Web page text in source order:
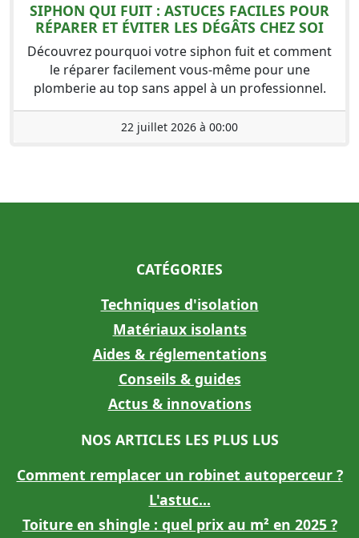
SIPHON QUI FUIT : ASTUCES FACILES POUR
RÉPARER ET ÉVITER LES DÉGÂTS CHEZ SOI
Découvrez pourquoi votre siphon fuit et comment
le réparer facilement vous-même pour une
plomberie au top sans appel à un professionnel.
22 juillet 2026 à 00:00
CATÉGORIES
Techniques d'isolation
Matériaux isolants
Aides & réglementations
Conseils & guides
Actus & innovations
NOS ARTICLES LES PLUS LUS
Comment remplacer un robinet autoperceur ?
L'astuc...
Toiture en shingle : quel prix au m² en 2025 ?